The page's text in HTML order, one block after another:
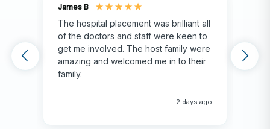
James B
The hospital placement was brilliant all
of the doctors and staff were keen to
get me involved. The host family were
amazing and welcomed me in to their
family.
2 days ago